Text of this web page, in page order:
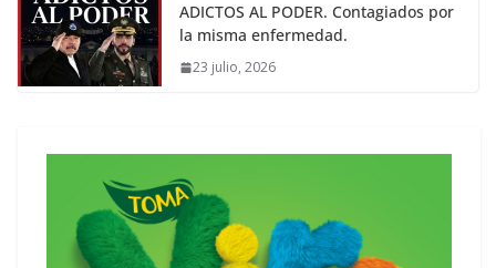
ADICTOS AL PODER. Contagiados por
la misma enfermedad.
23 julio, 2026